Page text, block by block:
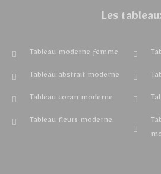
Les
Tableau moderne femme
Tableau abstrait moderne
Tableau coran moderne
Tableau fleurs moderne